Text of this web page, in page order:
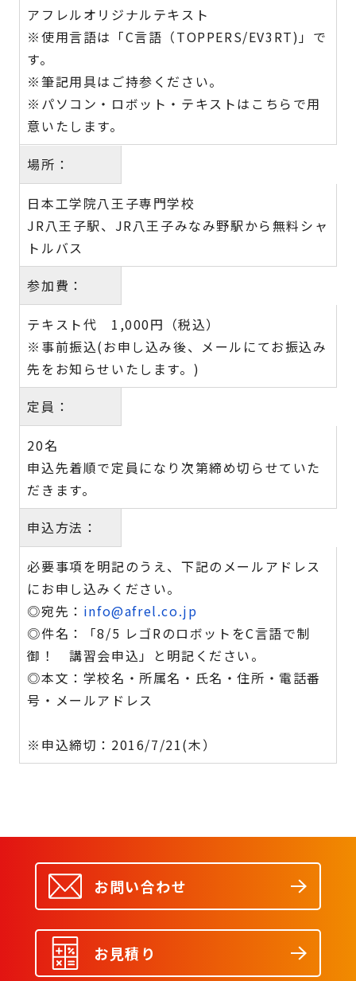
アフレルオリジナルテキスト
※使用言語は「C言語（TOPPERS/EV3RT)」で
す。
※筆記用具はご持参ください。
※パソコン・ロボット・テキストはこちらで用
意いたします。
場所：
日本工学院八王子専門学校
JR八王子駅、JR八王子みなみ野駅から無料シャ
トルバス
参加費：
テキスト代 1,000円（税込）
※事前振込(お申し込み後、メールにてお振込み
先をお知らせいたします。)
定員：
20名
申込先着順で定員になり次第締め切らせていた
だきます。
申込方法：
必要事項を明記のうえ、下記のメールアドレス
にお申し込みください。
◎宛先： info@afrel.co.jp
◎件名：「8/5 レゴRのロボットをC言語で制
御！ 講習会申込」と明記ください。
◎本文：学校名・所属名・氏名・住所・電話番
号・メールアドレス
※申込締切：2016/7/21(木）
お問い合わせ
お見積り